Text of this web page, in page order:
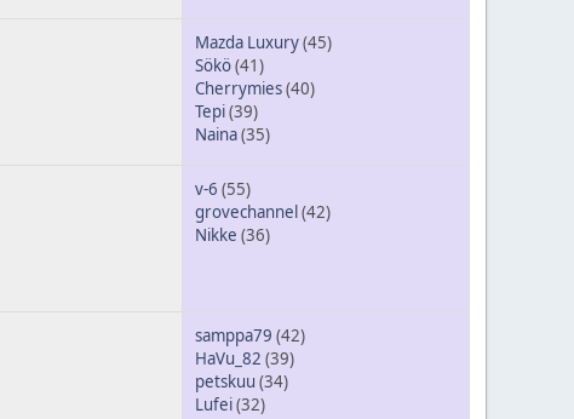
Mazda Luxury(45)
Sökö(41)
Cherrymies(40)
Tepi(39)
Naina(35)
v-6 (55)
grovechannel(42)
Nikke (36)
samppa79 (42)
HaVu_82 (39)
petskuu (34)
Lufei(32)